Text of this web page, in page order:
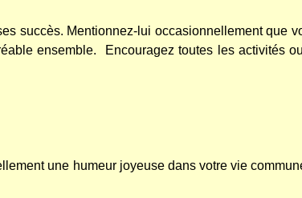
succès. Mentionnez-lui occasionnellement que
ensemble.
Encouragez toutes les activités
une humeur joyeuse dans votre vie